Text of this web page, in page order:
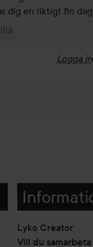
dig en riktigt fin
Logga in
Lyko Creator
Vill du